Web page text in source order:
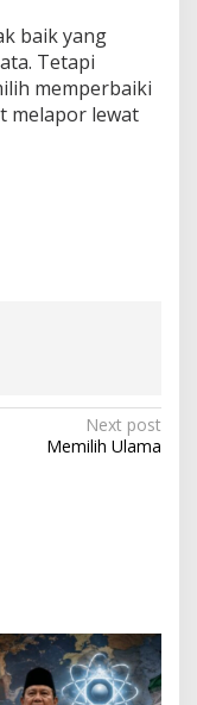
baik yang
Tetapi
memperbaiki
melapor lewat
Next post
Memilih Ulama